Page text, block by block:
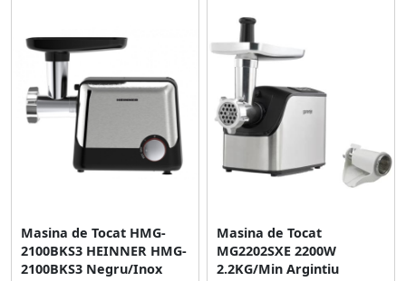
Masina de Tocat HMG-
2100BKS3 HEINNER HMG-
2100BKS3 Negru/Inox
Masina de Tocat
MG2202SXE 2200W
2.2KG/Min Argintiu